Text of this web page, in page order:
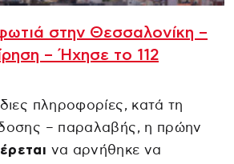
στην Θεσσαλονίκη –
– Ήχησε το 112
πληροφορίες, κατά τη
– παραλαβής, η πρώην
να αρνήθηκε να